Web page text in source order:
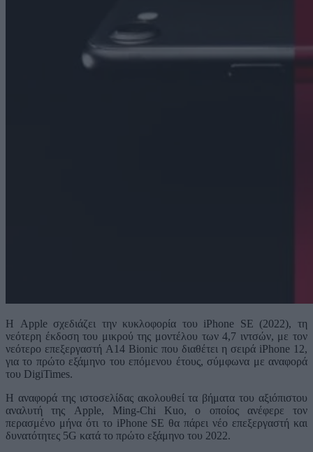
Η Apple σχεδιάζει την κυκλοφορία του iPhone SE (2022), τη
νεότερη έκδοση του μικρού της μοντέλου των 4,7 ιντσών, με τον
νεότερο επεξεργαστή A14 Bionic που διαθέτει η σειρά iPhone 12,
για το πρώτο εξάμηνο του επόμενου έτους, σύμφωνα με αναφορά
του DigiTimes.
Η αναφορά της ιστοσελίδας ακολουθεί τα βήματα του αξιόπιστου
αναλυτή της Apple, Ming-Chi Kuo, ο οποίος ανέφερε τον
περασμένο μήνα ότι το iPhone SE θα πάρει νέο επεξεργαστή και
δυνατότητες 5G κατά το πρώτο εξάμηνο του 2022.